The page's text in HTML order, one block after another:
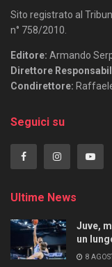
Sito registrato al
n° 758/2010.
Editore: Armando
Direttore
Condirettore:
Seguici su
Ultime News
Juve,
un
8